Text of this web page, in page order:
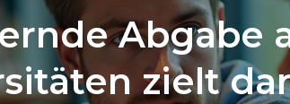
Abgabe
zielt